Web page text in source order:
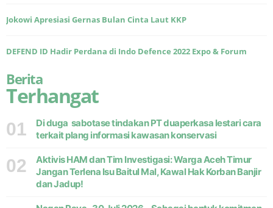
Jokowi Apresiasi Gernas Bulan Cinta Laut KKP
DEFEND ID Hadir Perdana di Indo Defence 2022 Expo & Forum
Berita
Terhangat
01
Di duga sabotase tindakan PT duaperkasa lestari cara
terkait plang informasi kawasan konservasi
02
Aktivis HAM dan Tim Investigasi: Warga Aceh Timur
Jangan Terlena Isu Baitul Mal, Kawal Hak Korban Banjir
dan Jadup!